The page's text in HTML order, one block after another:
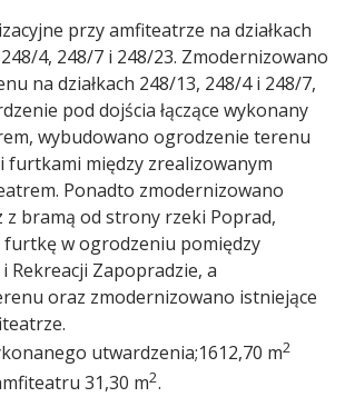
przy amfiteatrze na działkach
4, 248/7 i 248/23. Zmodernizowano
na działkach 248/13, 248/4 i 248/7,
pod dojścia łączące wykonany
wybudowano ogrodzenie terenu
furtkami między zrealizowanym
Ponadto zmodernizowano
bramą od strony rzeki Poprad,
w ogrodzeniu pomiędzy
Rekreacji Zapopradzie, a
oraz zmodernizowano istniejące
utwardzenia;1612,70 m2
31,30 m2.